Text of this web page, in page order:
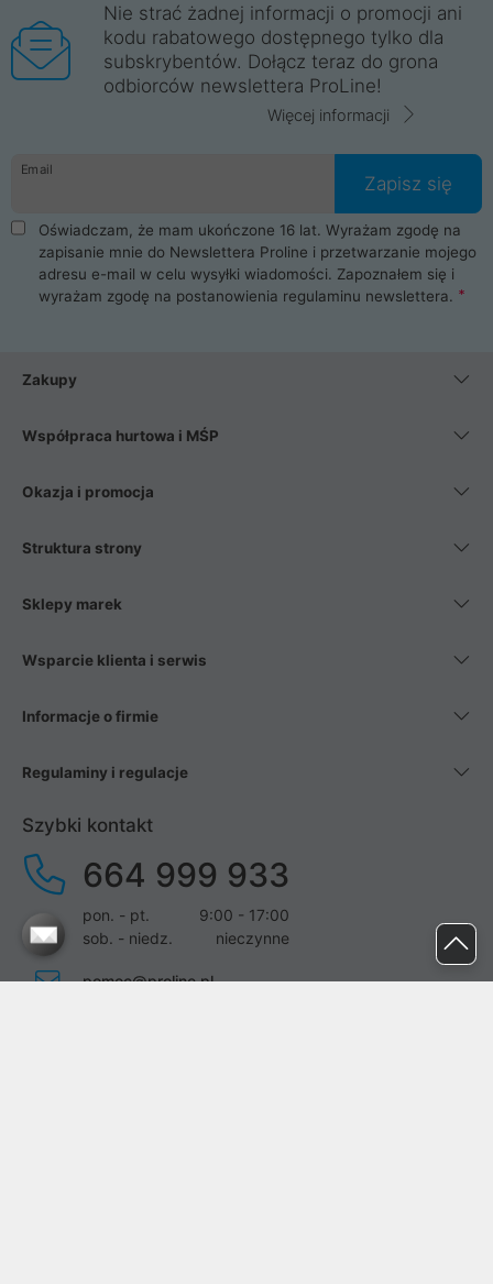
Nie strać żadnej informacji o promocji ani
kodu rabatowego dostępnego tylko dla
subskrybentów. Dołącz teraz do grona
odbiorców newslettera ProLine!
Więcej informacji
Email
Zapisz się
Oświadczam, że mam ukończone 16 lat. Wyrażam zgodę na
zapisanie mnie do Newslettera Proline i przetwarzanie mojego
adresu e-mail w celu wysyłki wiadomości. Zapoznałem się i
wyrażam zgodę na postanowienia regulaminu newslettera.
Zakupy
Współpraca hurtowa i MŚP
Okazja i promocja
Struktura strony
Sklepy marek
Wsparcie klienta i serwis
Informacje o firmie
Regulaminy i regulacje
Szybki kontakt
664 999 933
pon. - pt.
9:00 - 17:00
sob. - niedz.
nieczynne
pomoc@proline.pl